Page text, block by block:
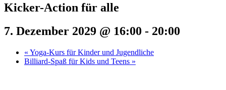
Kicker-Action für alle
7. Dezember 2029 @ 16:00 - 20:00
« Yoga-Kurs für Kinder und Jugendliche
Billiard-Spaß für Kids und Teens »